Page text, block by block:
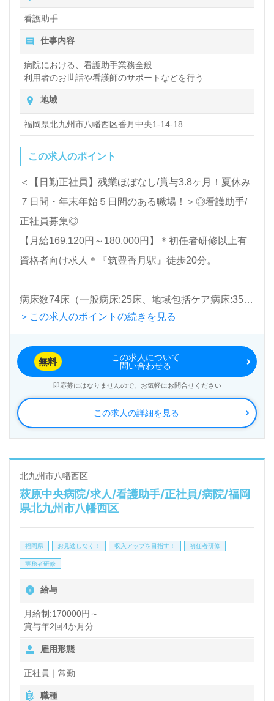
全国の求人ご紹介！医療/福祉業界の正社員/パート求
人探しは【ウィルオブ介護】＊求人情報収集、将来的
に検討の方も遠慮なく＊
LINE、メール、お電話などご希望に応じてお問い合
わせ/ご相談可能です。転職相談、求人紹介、年収交
渉など完全無料サービスをご利用いただけます。＜非
公開求人も取扱いあり！＞"転職支援"のプロと一緒に
転職活動！お問い合わせお待ちしております。
看護助手
仕事内容
病院における、看護助手業務全般
利用者のお世話や看護師のサポートなどを行う
地域
福岡県北九州市八幡西区香月中央1-14-18
この求人のポイント
＜【日勤正社員】残業ほぼなし/賞与3.8ヶ月！夏休み
７日間・年末年始５日間のある職場！＞◎看護助手/
正社員募集◎
【月給169,120円～180,000円】＊初任者研修以上有
資格者向け求人＊『筑豊香月駅』徒歩20分。
病床数74床（一般病床:25床、地域包括ケア病床:35
床、休床:14床）『香月中央病院』医療法人香林会
心に病院、介護老人保健施設、グループホームを展
開。内科、外科、整形外科、リハビリテーション科、
泌尿器科を専門とする病院を展開されています。
◎『職場が明るい、挨拶が気持ちよい、上司が親切、
スムーズに仕事を覚えられた』等のお声も届く病院
様！◎
看護助手や介護職経験のある方をお迎えします。病院
での勤務経験は問いません。他職種、幅広い年代層の
力体制、働きやすい環境面も嬉しいポイント！『患者
たい』『夜勤なし、日勤正社員として働きたい、メリ
ハリをつけて働きたい』『転職で施設形態や環境を変
えて働きたい』等の方も大歓迎です。募集詳細等、担
当コンサルタントよりご案内します。お問い合わせも
遠慮なくお願いします。
＞この求人のポイントの続きを見る
この求人の詳細を見る
無料
この求人について
問い合わせる
即応募にはなりませんので、お気軽にお問合せください
北九州市八幡西区
萩原中央病院/求人/看護助手/正社員/病院/福岡
県北九州市八幡西区
福岡県 お見逃しなく！ 収入アップを目指す！ 初任者研修
実務者研修
給与
月給制:170000円～
賞与年2回4か月分
雇用形態
正社員｜常勤
職種